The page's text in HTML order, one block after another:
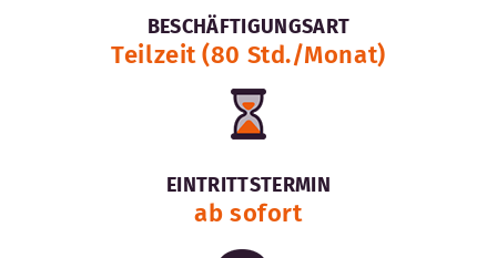
BESCHÄFTIGUNGSART
Teilzeit (80 Std./Monat)
EINTRITTSTERMIN
ab sofort